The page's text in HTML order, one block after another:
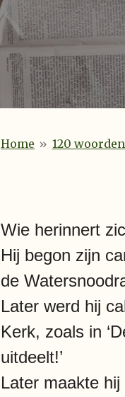
Home » 120
Wie herinnert
Hij begon zijn
de
Later werd hij
Kerk, zoals in
uitdeelt!’
Later maakte